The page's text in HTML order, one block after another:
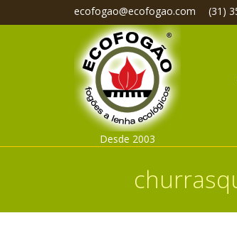
ecofogao@ecofogao.com (31)
Desde 2003